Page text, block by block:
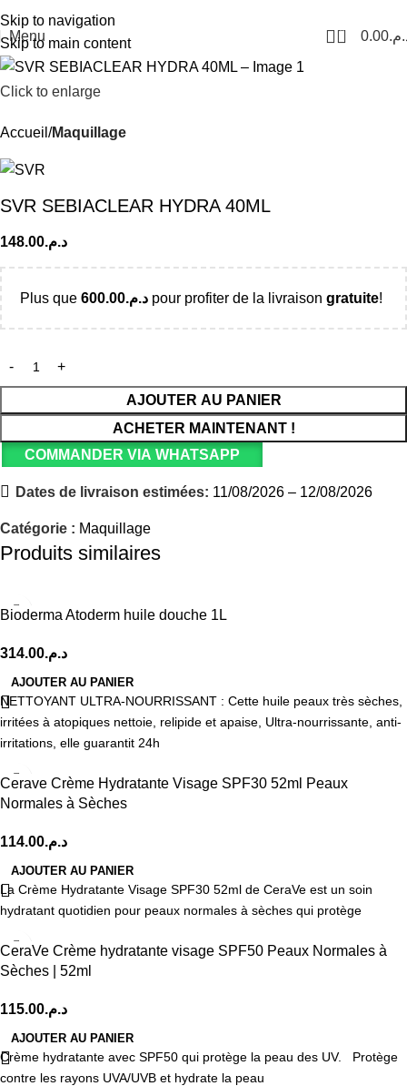
Skip to navigation
Skip to main content
Menu 0 0.00
Click to enlarge
Accueil Maquillage
SVR SEBIACLEAR HYDRA 40ML
د.م.148.00
Plus que د.م.600.00 pour profiter de la livraison gratuite!
AJOUTER AU PANIER
ACHETER MAINTENANT !
COMMANDER VIA WHATSAPP
Dates de livraison estimées: 11/08/2026 – 12/08/2026
Catégorie : Maquillage
Produits similaires
Bioderma Atoderm huile douche 1L
د.م.314.00
AJOUTER AU PANIER
NETTOYANT ULTRA-NOURRISSANT : Cette huile peaux très sèches,
irritées à atopiques nettoie, relipide et apaise, Ultra-nourrissante, anti-
irritations, elle guarantit 24h
Cerave Crème Hydratante Visage SPF30 52ml Peaux
Normales à Sèches
د.م.114.00
AJOUTER AU PANIER
La Crème Hydratante Visage SPF30 52ml de CeraVe est un soin
hydratant quotidien pour peaux normales à sèches qui protège
CeraVe Crème hydratante visage SPF50 Peaux Normales à
Sèches | 52ml
د.م.115.00
AJOUTER AU PANIER
Crème hydratante avec SPF50 qui protège la peau des UV. Protège
contre les rayons UVA/UVB et hydrate la peau